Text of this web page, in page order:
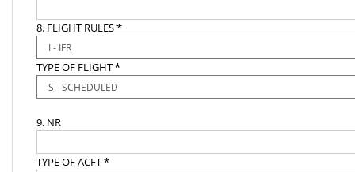
8. FLIGHT RULES *
TYPE OF FLIGHT *
9. NR
TYPE OF ACFT *